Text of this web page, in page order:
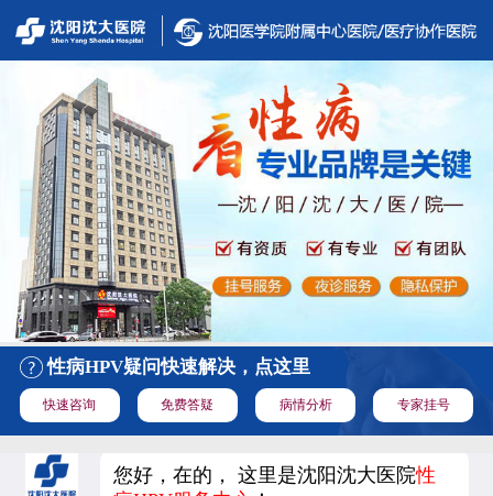
性病HPV疑问快速解决，点这里
快速咨询 免费答疑 病情分析 专家挂号
您好，在的， 这里是沈阳沈大医院性